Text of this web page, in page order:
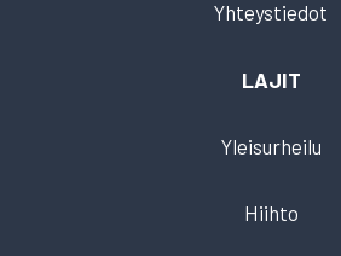
Yhteystiedot
LAJIT
Yleisurheilu
Hiihto